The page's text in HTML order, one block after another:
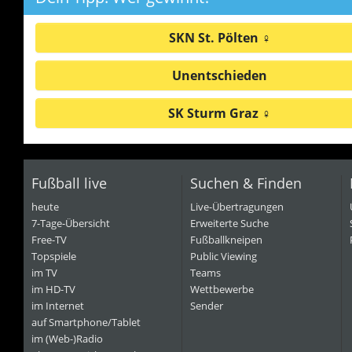
SKN St. Pölten ♀
Unentschieden
SK Sturm Graz ♀
Fußball live
heute
7-Tage-Übersicht
Free-TV
Topspiele
im TV
im HD-TV
im Internet
auf Smartphone/Tablet
im (Web-)Radio
Suchen & Finden
Live-Übertragungen
Erweiterte Suche
Fußballkneipen
Public Viewing
Teams
Wettbewerbe
Sender